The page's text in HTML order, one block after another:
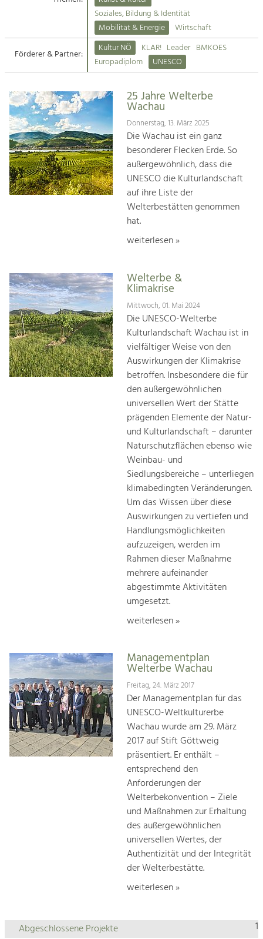
Suche
Impressum
Kontakt
Angebotsentwicklung und
Handwerk, Wissenschaft und Forschung.
Soziales, Bildung &
Identität
Gleichberechtigung, Jugend und
Integration
Mobilität & Energie
Klimawandel, öffentlicher Verkehr und
Steigerung regionaler Wertschöpfung
Soziales, Bildung & Identität
Mobilität & Energie
Wirtschaft
Förderer & Partner:
Kultur NÖ KLAR! Leader BMKOES
Europadiplom
UNESCO
25 Jahre Welterbe
Wachau
Donnerstag, 13. März 2025
Die Wachau ist ein ganz
besonderer Flecken Erde. So
außergewöhnlich, dass die
UNESCO die Kulturlandschaft
auf ihre Liste der
Welterbestätten genommen
hat.
weiterlesen »
Welterbe &
Klimakrise
Mittwoch, 01. Mai 2024
Die UNESCO-Welterbe
Kulturlandschaft Wachau ist in
vielfältiger Weise von den
Auswirkungen der Klimakrise
betroffen. Insbesondere die für
den außergewöhnlichen
universellen Wert der Stätte
prägenden Elemente der Natur-
und Kulturlandschaft – darunter
Naturschutzflächen ebenso wie
Weinbau- und
Siedlungsbereiche – unterliegen
klimabedingten Veränderungen.
Um das Wissen über diese
Auswirkungen zu vertiefen und
Handlungsmöglichkeiten
aufzuzeigen, werden im
Rahmen dieser Maßnahme
mehrere aufeinander
abgestimmte Aktivitäten
umgesetzt.
weiterlesen »
Managementplan
Welterbe Wachau
Freitag, 24. März 2017
Der Managementplan für das
UNESCO-Weltkulturerbe
Wachau wurde am 29. März
2017 auf Stift Göttweig
präsentiert. Er enthält –
entsprechend den
Anforderungen der
Welterbekonvention – Ziele
und Maßnahmen zur Erhaltung
des außergewöhnlichen
universellen Wertes, der
Authentizität und der Integrität
der Welterbestätte.
weiterlesen »
1
Abgeschlossene Projekte